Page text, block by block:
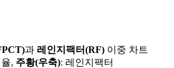
과 레인지팩터(RF) 이중 차트
, 주황(우축): 레인지팩터